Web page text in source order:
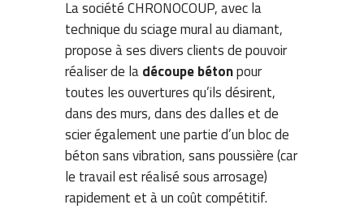
La société CHRONOCOUP, avec la
technique du sciage mural au diamant,
propose à ses divers clients de pouvoir
réaliser de ladécoupe bétonpour
toutes les ouvertures qu’ils désirent,
dans des murs, dans des dalles et de
scier également une partie d’un bloc de
béton sans vibration, sans poussière (car
le travail est réalisé sous arrosage)
rapidement et à un coût compétitif.